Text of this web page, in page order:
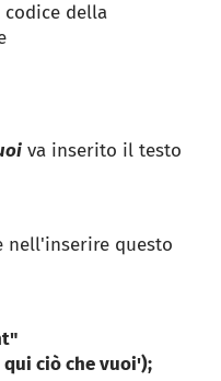
della
va inserito il testo
nell'inserire questo
ciò che vuoi');